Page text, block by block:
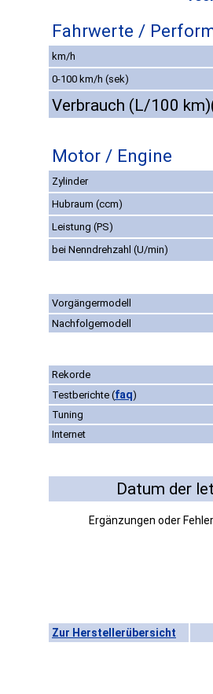
Fahrwerte /
km/h
0-100 km/h (sek)
Verbrauch (L/100 km)
Motor / Engine
Zylinder
Hubraum (ccm)
Leistung (PS)
bei Nenndrehzahl (U/min)
Vorgängermodell
Nachfolgemodell
Rekorde
Testberichte (faq)
Tuning
Internet
Datum der
Ergänzungen oder
Zur Herstellerübersicht